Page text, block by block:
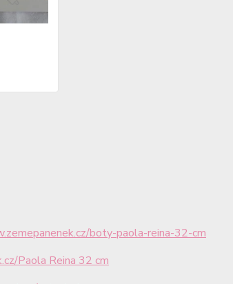
boty-paola-reina-32-cm
Paola Reina 32 cm